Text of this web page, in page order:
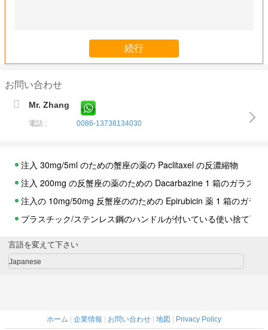
お問い合わせ
Mr. Zhang
電話 : 0086-13738134030
注入 30mg/5ml のための蟹座の薬の Paclitaxel の反濃縮物
注入 200mg の反蟹座の薬のための Dacarbazine 1 箱のガラスび
注入の 10mg/50mg 反蟹座ののための Epirubicin 薬 1 箱のガラス
プラスチック/ステンレス鋼のハンドルが付いている使い捨て可
生殖不能の実験室の消耗品、1ml、3ml の 5ml プラスチック移動
非 Sterial 吸収性の絹の編みこみのポリエステル編みこみの外科
非吸収性の単繊維のナイロン ポリプロピレンの外科縫合線の針
言語を変えて下さい
Japanese
ホーム | 企業情報 | お問い合わせ | 地図 | Privacy Policy